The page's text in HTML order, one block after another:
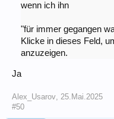
wenn ich ihn
"für immer gegangen
Klicke in dieses Feld,
anzuzeigen.
Ja
Alex_Usarov 25.Mai.2025
#50